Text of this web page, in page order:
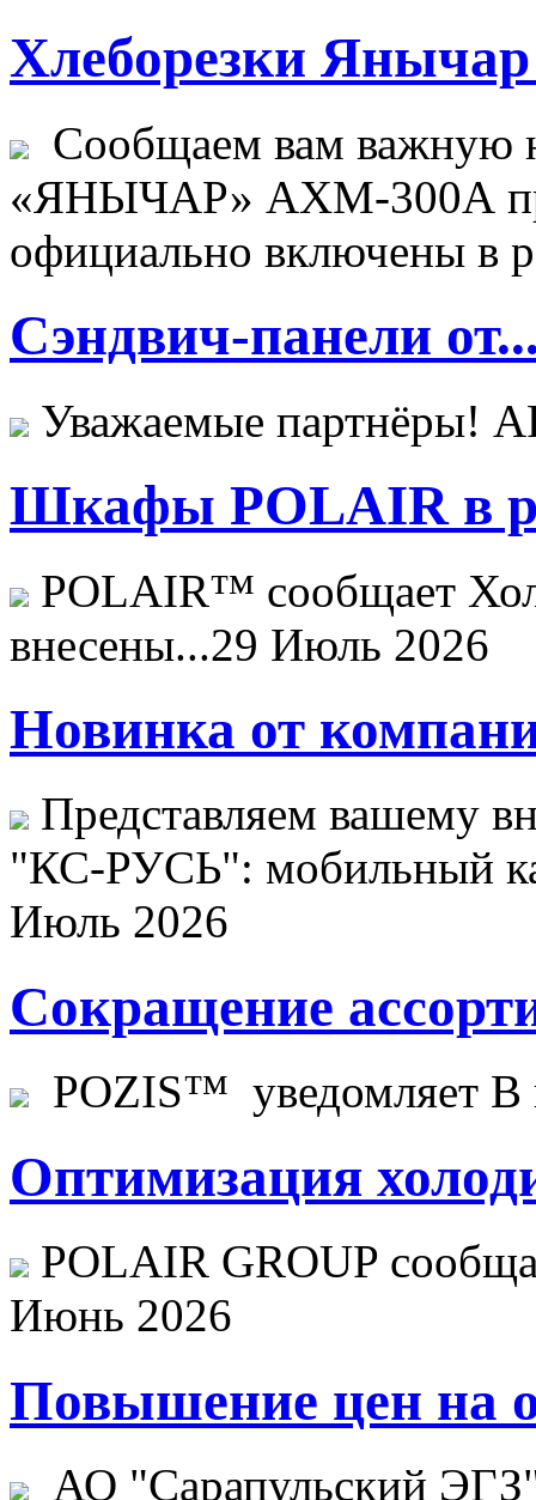
Хлеборезки Янычар
Сообщаем вам важную
«ЯНЫЧАР» АХМ-300А
официально включены в
Сэндвич-панели
Уважаемые
Шкафы POLAIR в
POLAIR™ сообщает
внесены...29 Июль 2026
Новинка от
Представляем вашему
"КС-РУСЬ": мобильный
Июль 2026
Сокращение
POZIS™ уведомляет В
Оптимизация
POLAIR GROUP
Июнь 2026
Повышение цен на
АО "Сарапульский